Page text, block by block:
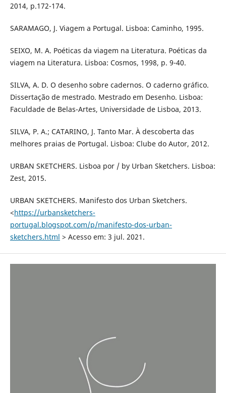
2014, p.172-174.
SARAMAGO, J. Viagem a Portugal. Lisboa: Caminho, 1995.
SEIXO, M. A. Poéticas da viagem na Literatura. Poéticas da
viagem na Literatura. Lisboa: Cosmos, 1998, p. 9-40.
SILVA, A. D. O desenho sobre cadernos. O caderno gráfico.
Dissertação de mestrado. Mestrado em Desenho. Lisboa:
Faculdade de Belas-Artes, Universidade de Lisboa, 2013.
SILVA, P. A.; CATARINO, J. Tanto Mar. À descoberta das
melhores praias de Portugal. Lisboa: Clube do Autor, 2012.
URBAN SKETCHERS. Lisboa por / by Urban Sketchers. Lisboa:
Zest, 2015.
URBAN SKETCHERS. Manifesto dos Urban Sketchers.
<https://urbansketchers-
portugal.blogspot.com/p/manifesto-dos-urban-
sketchers.html > Acesso em: 3 jul. 2021.